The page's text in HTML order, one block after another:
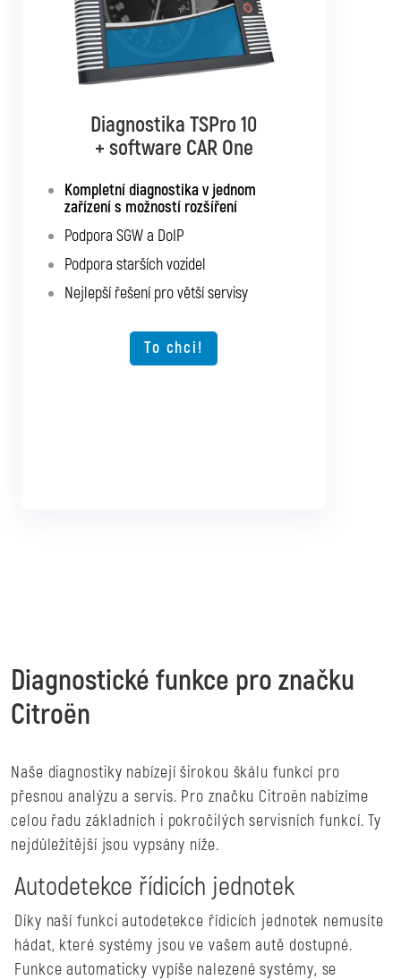
Diagnostika TSPro 10
+ software CAR One
Kompletní diagnostika v jednom
zařízení s možností rozšíření
Podpora SGW a DoIP
Podpora starších vozidel
Nejlepší řešení pro větší servisy
To chci!
Diagnostika TSPro 10
+ software CAR Multibrand
Kompletní diagnostika pro všechna
osobní a užitková vozidla
Podpora SGW a DoIP
Podpora starších vozidel
Možnost rozšíření o další typy vozidel
Diagnostické funkce pro značku
Citroën
Naše diagnostiky nabízejí širokou škálu funkcí pro
přesnou analýzu a servis. Pro značku Citroën nabízíme
celou řadu základních i pokročilých servisních funkcí. Ty
nejdůležitější jsou vypsány níže.
Autodetekce řídicích jednotek
Díky naší funkci autodetekce řídicích jednotek nemusíte
hádat, které systémy jsou ve vašem autě dostupné.
Funkce automaticky vypíše nalezené systémy, se